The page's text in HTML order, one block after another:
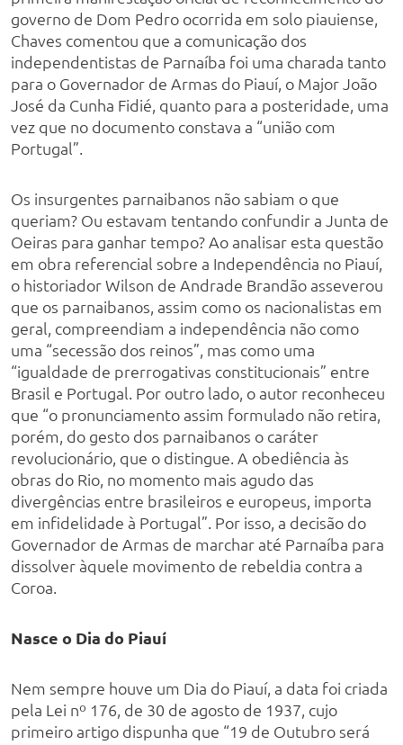
governo de Dom Pedro ocorrida em solo piauiense,
Chaves comentou que a comunicação dos
independentistas de Parnaíba foi uma charada tanto
para o Governador de Armas do Piauí, o Major João
José da Cunha Fidié, quanto para a posteridade, uma
vez que no documento constava a “união com
Portugal”.
Os insurgentes parnaibanos não sabiam o que
queriam? Ou estavam tentando confundir a Junta de
Oeiras para ganhar tempo? Ao analisar esta questão
em obra referencial sobre a Independência no Piauí,
o historiador Wilson de Andrade Brandão asseverou
que os parnaibanos, assim como os nacionalistas em
geral, compreendiam a independência não como
uma “secessão dos reinos”, mas como uma
“igualdade de prerrogativas constitucionais” entre
Brasil e Portugal. Por outro lado, o autor reconheceu
que “o pronunciamento assim formulado não retira,
porém, do gesto dos parnaibanos o caráter
revolucionário, que o distingue. A obediência às
obras do Rio, no momento mais agudo das
divergências entre brasileiros e europeus, importa
em infidelidade à Portugal”. Por isso, a decisão do
Governador de Armas de marchar até Parnaíba para
dissolver àquele movimento de rebeldia contra a
Coroa.
Nasce o Dia do Piauí
Nem sempre houve um Dia do Piauí, a data foi criada
pela Lei nº 176, de 30 de agosto de 1937, cujo
primeiro artigo dispunha que “19 de Outubro será